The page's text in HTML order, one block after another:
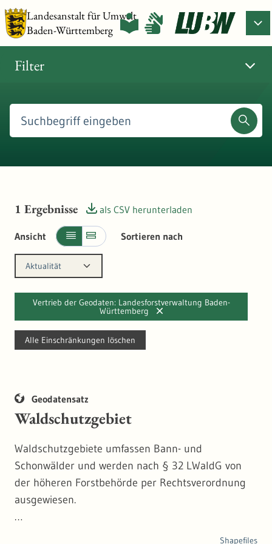
Landesanstalt für Umwelt
Baden-Württemberg
Filter
1 Ergebnisse als CSV herunterladen
Ansicht Sortieren nach
Aktualität
Vertrieb der Geodaten: Landesforstverwaltung Baden-
Württemberg
Alle Einschränkungen löschen
Geodatensatz
Waldschutzgebiet
Waldschutzgebiete umfassen Bann- und
Schonwälder und werden nach § 32 LWaldG von
der höheren Forstbehörde per Rechtsverordnung
ausgewiesen.
Shapefiles